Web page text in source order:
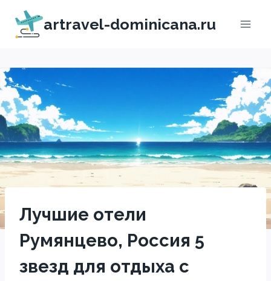
Перейти
содержимому
artravel-dominicana.ru
Лучшие отели
Румянцево, Россия 5
звезд для отдыха с